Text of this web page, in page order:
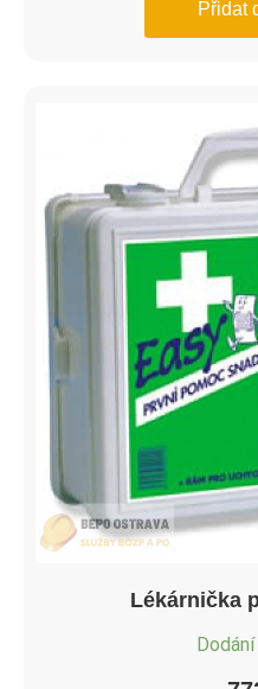
Přidat
Lékárnička